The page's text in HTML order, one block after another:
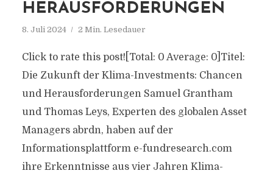
HERAUSFORDERUNGEN
8. Juli 2024 2 Min. Lesedauer
Click to rate this post![Total: 0 Average: 0]Titel:
Die Zukunft der Klima-Investments: Chancen
und Herausforderungen Samuel Grantham
und Thomas Leys, Experten des globalen Asset
Managers abrdn, haben auf der
Informationsplattform e-fundresearch.com
ihre Erkenntnisse aus vier Jahren Klima-